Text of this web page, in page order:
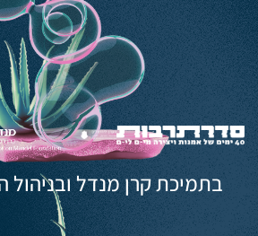
בתמיכת קרן מנדל ובניהול